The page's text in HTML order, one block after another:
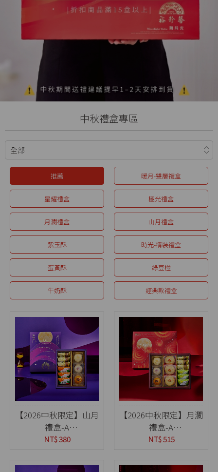
中秋禮盒專區
推薦 暖月-雙層禮盒
星耀禮盒 極光禮盒
月瀾禮盒 山月禮盒
紫玉酥 時光-精裝禮盒
蛋黃酥 綠豆椪
牛奶酥 經典款禮盒
【2026中秋限定】山月
禮盒-A
9入(盒)
NT$ 380
【2026中秋限定】月瀾
禮盒-A
12入(盒)
NT$ 515